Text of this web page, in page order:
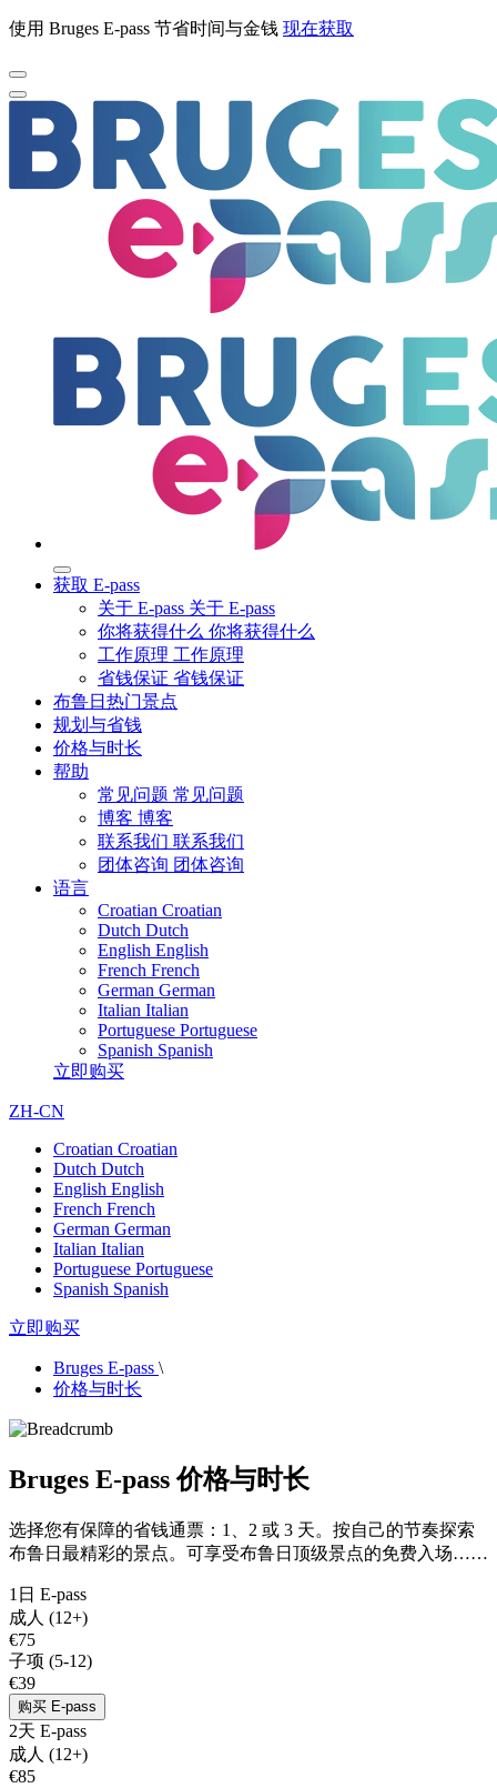
使用 Bruges E-pass 节省时间与金钱 现在获取
获取 E-pass
关于 E-pass 关于 E-pass
你将获得什么 你将获得什么
工作原理 工作原理
省钱保证 省钱保证
布鲁日热门景点
规划与省钱
价格与时长
帮助
常见问题 常见问题
博客 博客
联系我们 联系我们
团体咨询 团体咨询
语言
Croatian Croatian
Dutch Dutch
English English
French French
German German
Italian Italian
Portuguese Portuguese
Spanish Spanish
立即购买
ZH-CN
Croatian Croatian
Dutch Dutch
English English
French French
German German
Italian Italian
Portuguese Portuguese
Spanish Spanish
立即购买
Bruges E-pass \
价格与时长
Bruges E-pass 价格与时长
选择您有保障的省钱通票：1、2 或 3 天。按自己的节奏探索
布鲁日最精彩的景点。可享受布鲁日顶级景点的免费入场……
1日 E-pass
成人 (12+)
€75
子项 (5-12)
€39
购买 E-pass
2天 E-pass
成人 (12+)
€85